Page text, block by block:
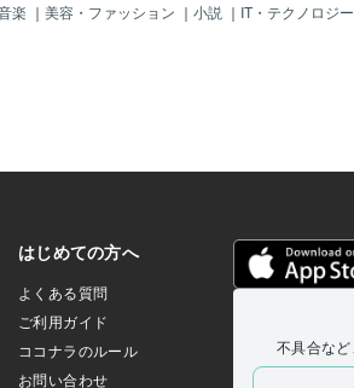
楽 ｜ 美容・ファッション ｜ 小説 ｜ IT・テクノロジー